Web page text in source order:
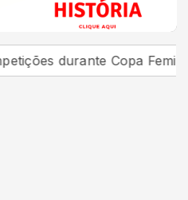
Copa Feminina em